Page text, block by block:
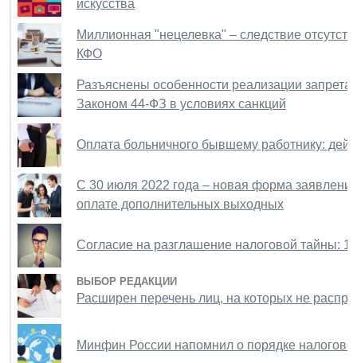
искусства
Миллионная "нецелевка" – следствие
КФО
Разъяснены особенности реализации запрета
Законом 44-ФЗ в условиях санкций
Оплата больничного бывшему работнику:
С 30 июля 2022 года – новая форма
оплате дополнительных выходных
Согласие на разглашение налоговой тайны: 1
ВЫБОР РЕДАКЦИИ
Расширен перечень лиц, на которых не
Минфин России напомнил о порядке